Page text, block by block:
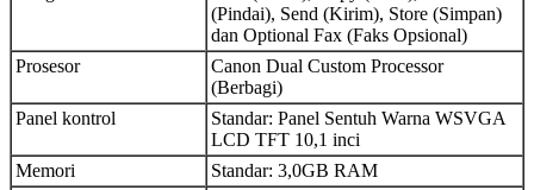
(Pindai), Send (Kirim), Store (Simpan)
dan Optional Fax (Faks Opsional)
Prosesor
Canon Dual Custom Processor
(Berbagi)
Panel kontrol
Standar: Panel Sentuh Warna WSVGA
LCD TFT 10,1 inci
Memori
Standar: 3,0GB RAM